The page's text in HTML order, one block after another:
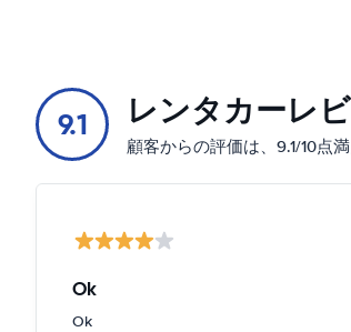
9.1 レンタカーレ
顧客からの評価は、9.1/10点
Ok
Ok